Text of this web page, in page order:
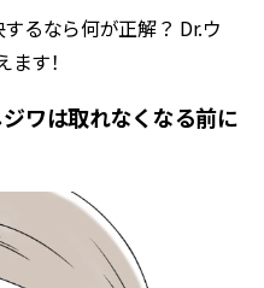
るなら何が正解？ Dr.ウ
す！
ワは取れなくなる前に